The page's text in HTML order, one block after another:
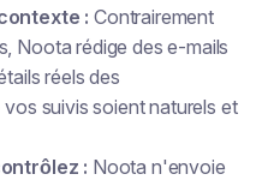
: Contrairement
Noota rédige des e-mails
réels des
suivis soient naturels et
: Noota n'envoie